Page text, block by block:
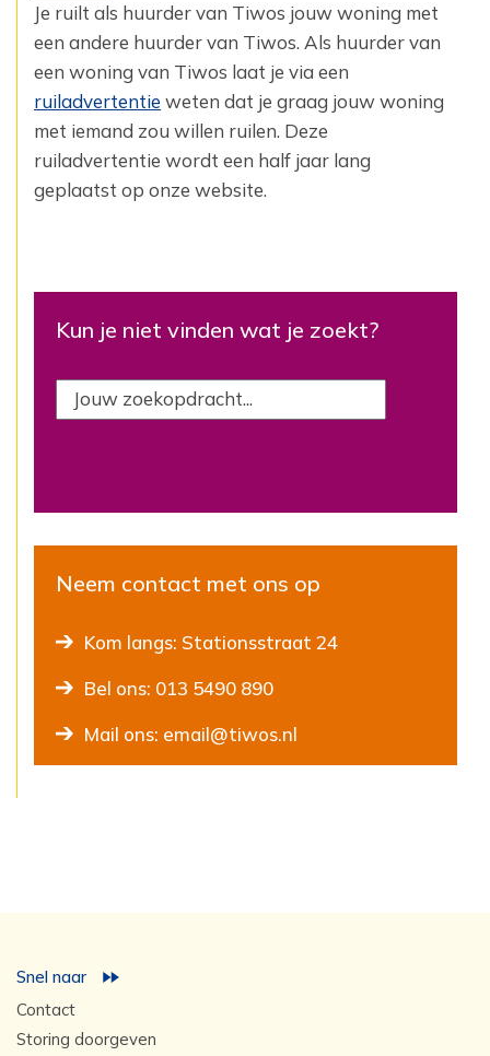
Je ruilt als huurder van Tiwos jouw woning met
een andere huurder van Tiwos. Als huurder van
een ‎woning van Tiwos laat je via een
ruiladvertentie weten dat je graag jouw woning
met iemand zou ‎willen ruilen. Deze
ruiladvertentie wordt een half jaar lang
geplaatst op onze website.‎
Kun je niet vinden wat je zoekt?
Neem contact met ons op
Kom langs: Stationsstraat 24
Bel ons: 013 5490 890
Mail ons: email@tiwos.nl
Snel naar
Contact
Storing doorgeven